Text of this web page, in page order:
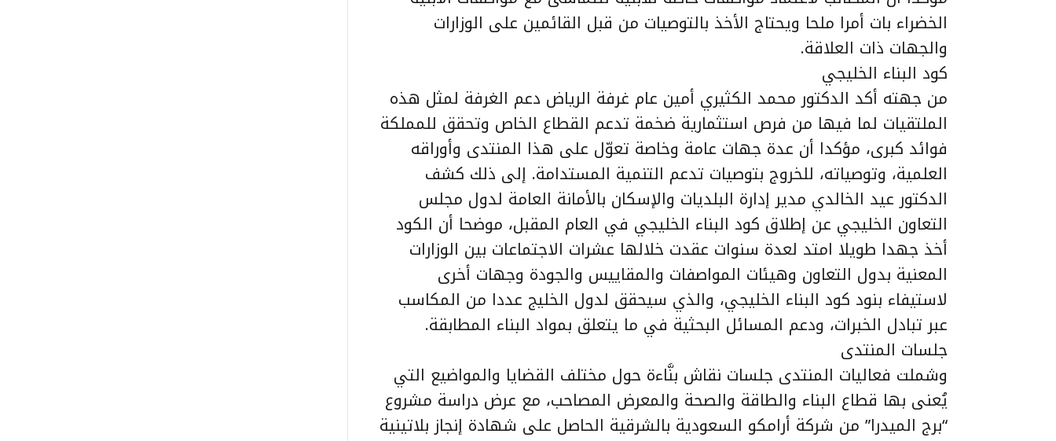
الخضراء بات أمرا ملحا ويحتاج الأخذ بالتوصيات من قبل القائمين على الوزارات
والجهات ذات العلاقة.
كود البناء الخليجي
من جهته أكد الدكتور محمد الكثيري أمين عام غرفة الرياض دعم الغرفة لمثل هذه
الملتقيات لما فيها من فرص استثمارية ضخمة تدعم القطاع الخاص وتحقق للمملكة
فوائد كبرى، مؤكدا أن عدة جهات عامة وخاصة تعوّل على هذا المنتدى وأوراقه
العلمية، وتوصياته، للخروج بتوصيات تدعم التنمية المستدامة. إلى ذلك كشف
الدكتور عيد الخالدي مدير إدارة البلديات والإسكان بالأمانة العامة لدول مجلس
التعاون الخليجي عن إطلاق كود البناء الخليجي في العام المقبل، موضحا أن الكود
أخذ جهدا طويلا امتد لعدة سنوات عقدت خلالها عشرات الاجتماعات بين الوزارات
المعنية بدول التعاون وهيئات المواصفات والمقاييس والجودة وجهات أخرى
لاستيفاء بنود كود البناء الخليجي، والذي سيحقق لدول الخليج عددا من المكاسب
عبر تبادل الخبرات، ودعم المسائل البحثية في ما يتعلق بمواد البناء المطابقة.
جلسات المنتدى
وشملت فعاليات المنتدى جلسات نقاش بنَّاءة حول مختلف القضايا والمواضيع التي
يُعنى بها قطاع البناء والطاقة والصحة والمعرض المصاحب، مع عرض دراسة مشروع
“برج الميدرا” من شركة أرامكو السعودية بالشرقية الحاصل على شهادة إنجاز بلاتينية